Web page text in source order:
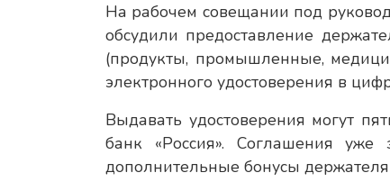
На рабочем совещании под
обсудили предоставление
(продукты, промышленные,
электронного удостоверения в
Выдавать удостоверения могут
банк «Россия». Соглашения
дополнительные бонусы